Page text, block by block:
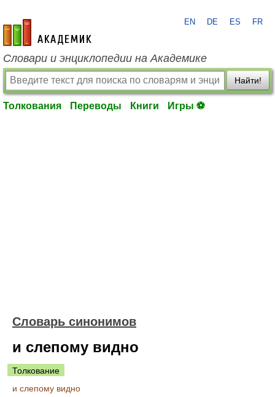
academic.ru
EN DE ES FR
Словари и энциклопедии на Академике
Найти!
Толкования Переводы Книги Игры ⚽
Словарь синонимов
и слепому видно
Толкование
и слепому видно